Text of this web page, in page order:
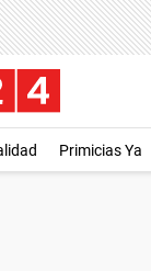
Primicias Ya